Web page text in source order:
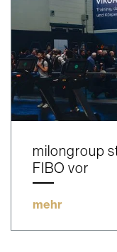
milongroup
FIBO vor
mehr